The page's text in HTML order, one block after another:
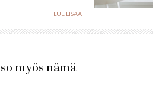
LUE LISÄÄ
myös nämä